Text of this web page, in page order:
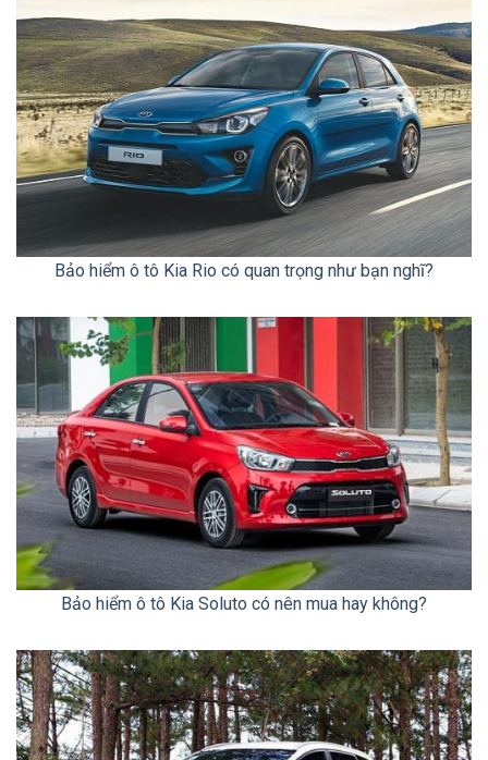
Bảo hiểm ô tô Kia Rio có quan trọng như bạn nghĩ?
Bảo hiểm ô tô Kia Soluto có nên mua hay không?